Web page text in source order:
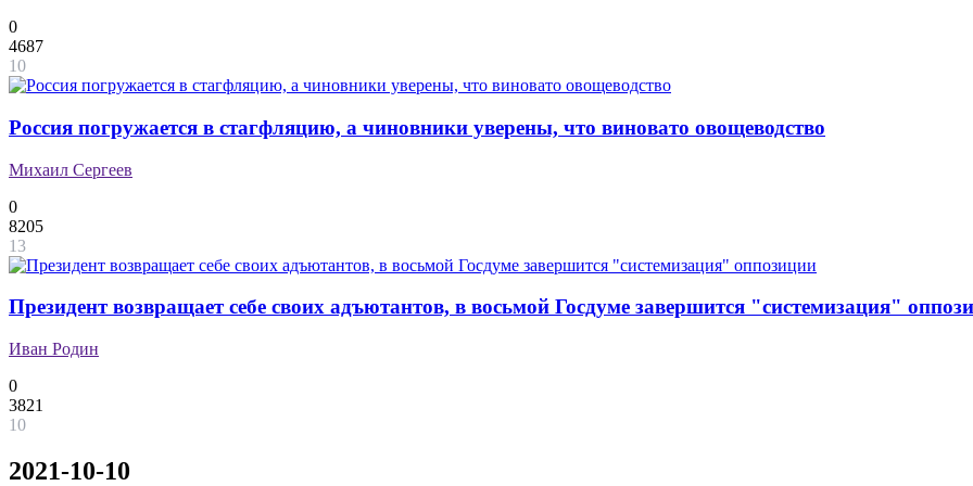
0
4687
10
Россия погружается в стагфляцию, а чиновники уверены, что виновато овощеводство
Михаил Сергеев
0
8205
13
Президент возвращает себе своих адъютантов, в восьмой Госдуме завершится "системизация"
Иван Родин
0
3821
10
2021-10-10